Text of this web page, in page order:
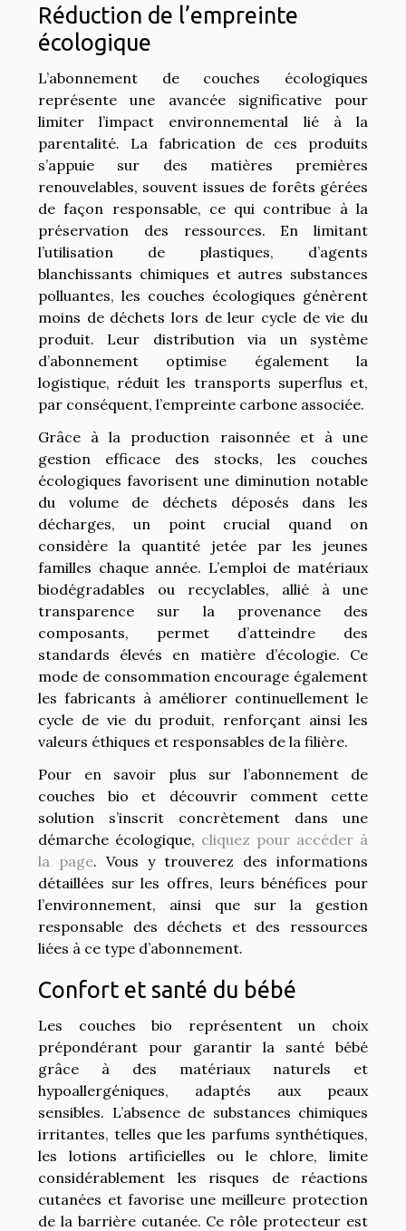
Réduction de l’empreinte
écologique
L’abonnement de couches écologiques
représente une avancée significative pour
limiter l’impact environnemental lié à la
parentalité. La fabrication de ces produits
s’appuie sur des matières premières
renouvelables, souvent issues de forêts gérées
de façon responsable, ce qui contribue à la
préservation des ressources. En limitant
l’utilisation de plastiques, d’agents
blanchissants chimiques et autres substances
polluantes, les couches écologiques génèrent
moins de déchets lors de leur cycle de vie du
produit. Leur distribution via un système
d’abonnement optimise également la
logistique, réduit les transports superflus et,
par conséquent, l’empreinte carbone associée.
Grâce à la production raisonnée et à une
gestion efficace des stocks, les couches
écologiques favorisent une diminution notable
du volume de déchets déposés dans les
décharges, un point crucial quand on
considère la quantité jetée par les jeunes
familles chaque année. L’emploi de matériaux
biodégradables ou recyclables, allié à une
transparence sur la provenance des
composants, permet d’atteindre des
standards élevés en matière d’écologie. Ce
mode de consommation encourage également
les fabricants à améliorer continuellement le
cycle de vie du produit, renforçant ainsi les
valeurs éthiques et responsables de la filière.
Pour en savoir plus sur l’abonnement de
couches bio et découvrir comment cette
solution s’inscrit concrètement dans une
démarche écologique, cliquez pour accéder à
la page. Vous y trouverez des informations
détaillées sur les offres, leurs bénéfices pour
l’environnement, ainsi que sur la gestion
responsable des déchets et des ressources
liées à ce type d’abonnement.
Confort et santé du bébé
Les couches bio représentent un choix
prépondérant pour garantir la santé bébé
grâce à des matériaux naturels et
hypoallergéniques, adaptés aux peaux
sensibles. L’absence de substances chimiques
irritantes, telles que les parfums synthétiques,
les lotions artificielles ou le chlore, limite
considérablement les risques de réactions
cutanées et favorise une meilleure protection
de la barrière cutanée. Ce rôle protecteur est